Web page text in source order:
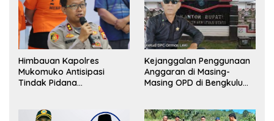
Himbauan Kapolres
Mukomuko Antisipasi
Tindak Pidana
Kejanggalan Penggunaan
Anggaran di Masing-
Masing OPD di Bengkulu